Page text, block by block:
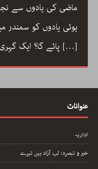
دلگ داز ترجمہ صبرِ
جمالیاتی اور فکری
مضمون میں گیت، نظم،
ایک خوب صورت اور بصیرت افروز گفتگو[…]
عنوانات
اداریہ
خبر و تبصرہ: لب آزاد ہیں تیرے